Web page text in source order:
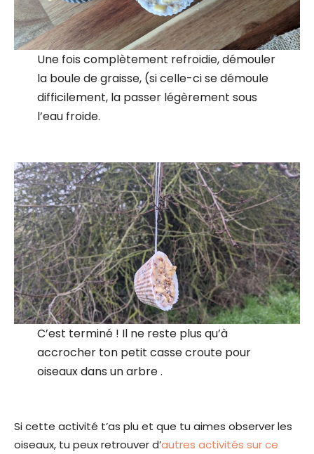
Une fois complètement refroidie, démouler
la boule de graisse, (si celle-ci se démoule
difficilement, la passer légèrement sous
l’eau froide.
C’est terminé ! Il ne reste plus qu’à
accrocher ton petit casse croute pour
oiseaux dans un arbre .
Si cette activité t’as plu et que tu aimes observer les
oiseaux, tu peux retrouver d’autres activités sur ce